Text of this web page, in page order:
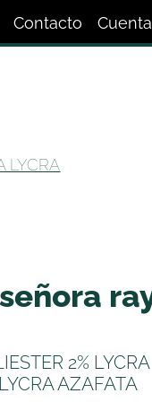
Contacto Cuenta
LYCRA
2% LYCRA
AZAFATA